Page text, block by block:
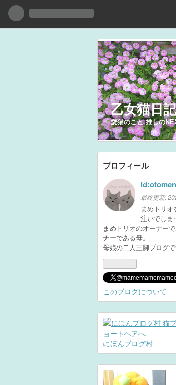
乙女猫日記
愛猫のこと 推しの
プロフィール
最終更新:
まめトリ
注いでしま
まめトリオのオーナー
ナーである母。
母娘の二人三脚ブログで
このブログについて
にほんブログ村